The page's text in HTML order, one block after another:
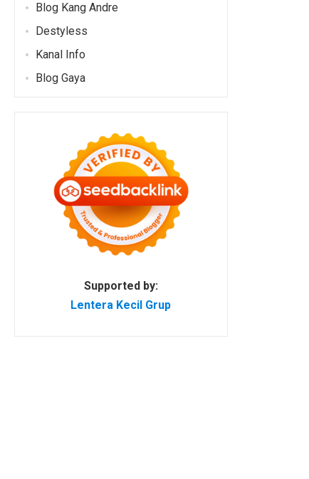
Blog Kang Andre
Destyless
Kanal Info
Blog Gaya
Supported by:
Lentera Kecil Grup